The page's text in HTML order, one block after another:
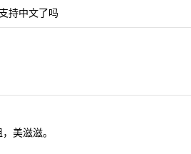
持中文了吗
美滋滋。